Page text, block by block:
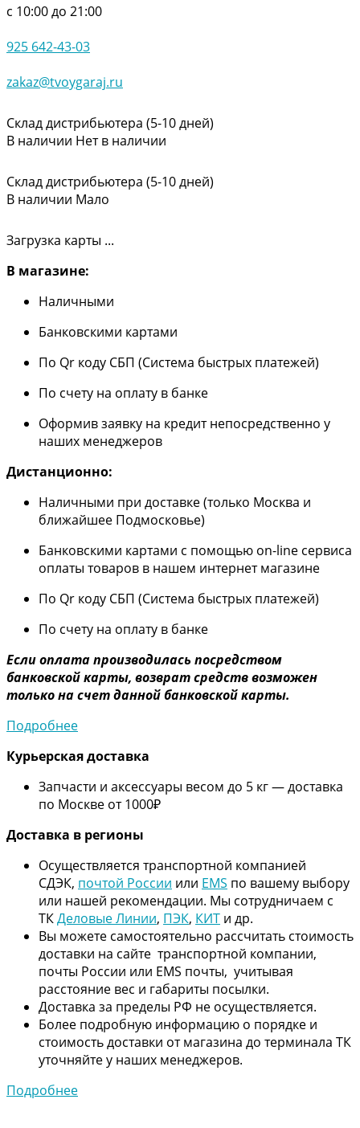
с 10:00 до 21:00
925 642-43-03
zakaz@tvoygaraj.ru
Склад дистрибьютера (5-10 дней)
В наличии Нет в наличии
Склад дистрибьютера (5-10 дней)
В наличии Мало
Загрузка карты ...
В магазине:
Наличными
Банковскими картами
По Qr коду СБП (Система быстрых платежей)
По счету на оплату в банке
Оформив заявку на кредит непосредственно у
наших менеджеров
Дистанционно:
Наличными при доставке (только Москва и
ближайшее Подмосковье)
Банковскими картами с помощью on-line сервиса
оплаты товаров в нашем интернет магазине
По Qr коду СБП (Система быстрых платежей)
По счету на оплату в банке
Если оплата производилась посредством
банковской карты, возврат средств возможен
только на счет данной банковской карты.
Подробнее
Курьерская доставка
Запчасти и аксессуары весом до 5 кг — доставка
по Москве от 1000₽
Доставка в регионы
Осуществляется транспортной компанией
СДЭК, почтой России или EMS по вашему выбору
или нашей рекомендации. Мы сотрудничаем с
ТКДеловые Линии, ПЭК, КИТ и др.
Вы можете самостоятельно рассчитать стоимость
доставки на сайте транспортной компании,
почты России или EMS почты, учитывая
расстояние вес и габариты посылки.
Доставка за пределы РФ не осуществляется.
Более подробную информацию о порядке и
стоимость доставки от магазина до терминала ТК
уточняйте у наших менеджеров.
Подробнее